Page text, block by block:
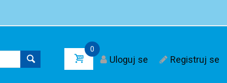
0
Uloguj se Registruj se